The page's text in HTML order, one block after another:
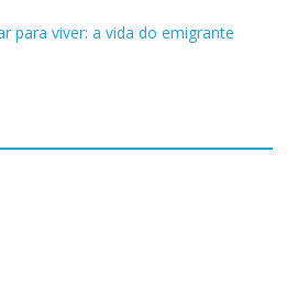
para viver: a vida do emigrante